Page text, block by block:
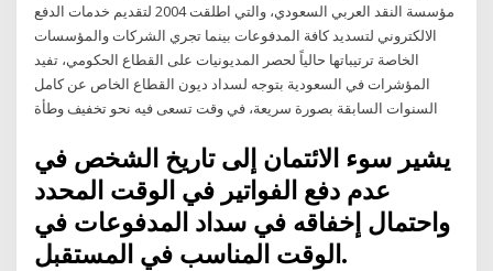
مؤسسة النقد العربي السعودي، والتي اطلقت 2004 لتقديم خدمات الدفع
الالكتروني لتسديد كافة المدفوعات بينما تجري الشركات والمؤسسات
الخاصة ترتيباتها حالياً لحصر المديونيات على القطاع الحكومي، تفيد
المؤشرات في السعودية بتوجه لسداد ديون القطاع الخاص عن كامل
السنوات السابقة بصورة سريعة، في وقت تسعى فيه نحو تخفيف وطأة
يشير سوء الائتمان إلى تاريخ الشخص في
عدم دفع الفواتير في الوقت المحدد
واحتمال إخفاقه في سداد المدفوعات في
الوقت المناسب في المستقبل.